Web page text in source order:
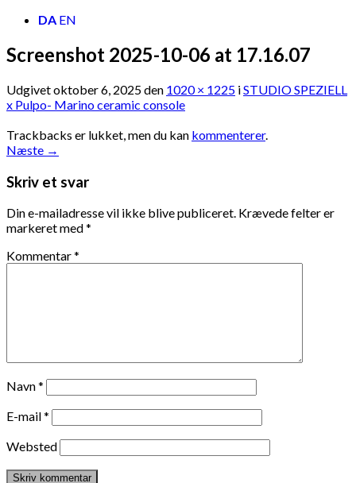
DA EN
Screenshot 2025-10-06 at 17.16.07
Udgivetoktober 6, 2025den 1020 × 1225 iSTUDIO SPEZIELL
x Pulpo- Marino ceramic console
Trackbacks er lukket, men du kan kommenterer.
Næste →
Skriv et svar
Din e-mailadresse vil ikke blive publiceret. Krævede felter er
markeret med*
Kommentar*
Navn*
E-mail*
Websted